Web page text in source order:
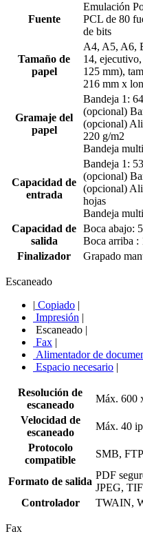
Fuente
Emulación
PCL de 80
de bits
Tamaño de
papel
A4, A5, A6,
14,
125 mm),
216 mm x
Gramaje del
papel
Bandeja 1:
(opcional)
(opcional)
220 g/m2
Bandeja
Capacidad de
entrada
Bandeja 1:
(opcional)
(opcional)
hojas
Bandeja
Capacidad de
salida
Boca abajo:
Boca arriba :
Finalizador
Grapado
Escaneado
| Copiado |
Impresión |
Escaneado |
Fax |
Alimentador de
Espacio necesario |
Resolución de
escaneado
Máx. 600
Velocidad de
escaneado
Máx. 40
Protocolo
compatible
SMB,
Formato de salida
PDF
JPEG,
Controlador
TWAIN,
Fax